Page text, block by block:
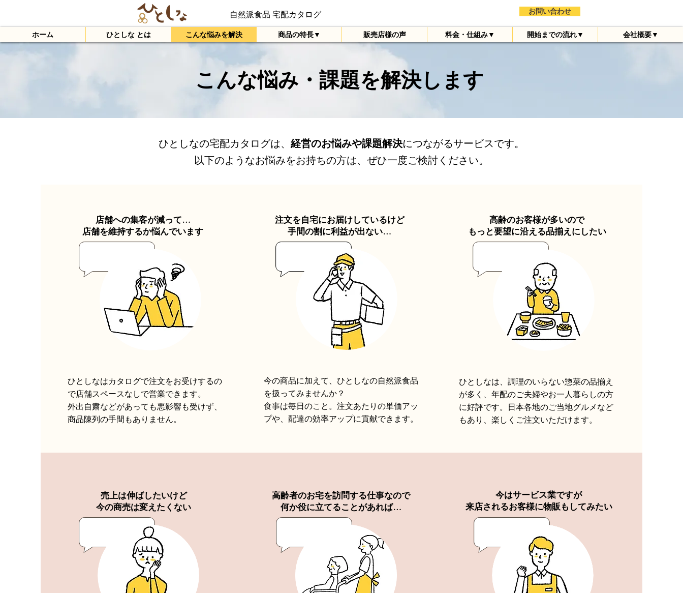
自然派食品 宅配カタログ お問い合わせ
ホーム ひとしな とは こんな悩みを解決 商品の特長▼ 販売店様の声 料金・仕組み▼ 開始までの流れ▼ 会社概要▼
こんな悩み・課題を解決します
ひとしなの宅配カタログは、 経営のお悩みや課題解決につながるサービスです。
以下のようなお悩みをお持ちの方は、ぜひ一度ご検討ください。
店舗への集客が減って…
店舗を維持するか悩んでいます
ひとしなはカタログで注文をお受けするの
で店舗スペースなしで営業できます。
外出自粛などがあっても悪影響も受けず、
商品陳列の手間もありません。
注文を自宅にお届けしているけど
手間の割に利益が出ない…
今の商品に加えて、ひとしなの自然派食品
を扱ってみませんか？
食事は毎日のこと。注文あたりの単価アッ
プや、配達の効率アップに貢献できます。
高齢のお客様が多いので
もっと要望に沿える品揃えにしたい
ひとしなは、調理のいらない惣菜の品揃え
が多く、年配のご夫婦やお一人暮らしの方
に好評です。日本各地のご当地グルメなど
もあり、楽しくご注文いただけます。
売上は伸ばしたいけど
今の商売は変えたくない
高齢者のお宅を訪問する仕事なので
何か役に立てることがあれば…
今はサービス業ですが
来店されるお客様に物販もしてみたい